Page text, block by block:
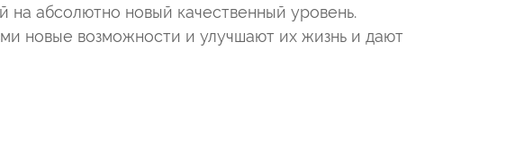
на абсолютно новый качественный уровень.
новые возможности и улучшают их жизнь и дают